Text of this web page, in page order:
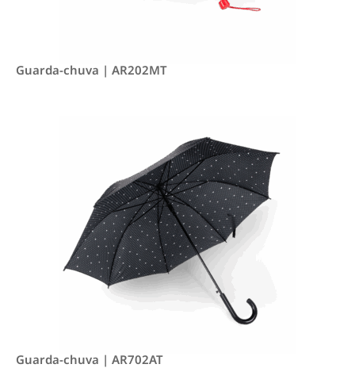
Guarda-chuva | AR202MT
Guarda-chuva | AR702AT